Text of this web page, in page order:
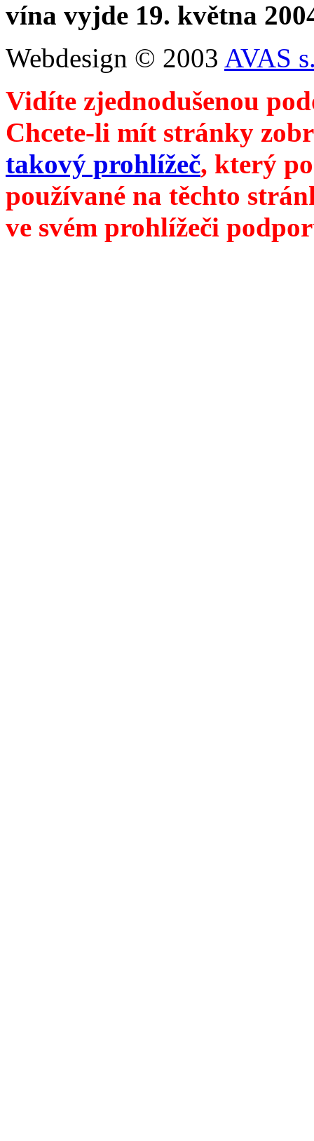
vína vyjde 19. května
Webdesign © 2003 AVAS
Vidíte zjednodušenou
Chcete-li mít stránky
takový prohlížeč, který
používané na těchto
ve svém prohlížeči